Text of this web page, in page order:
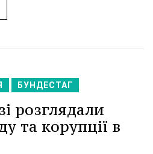
БУНДЕСТАГ
розглядали
та корупції в